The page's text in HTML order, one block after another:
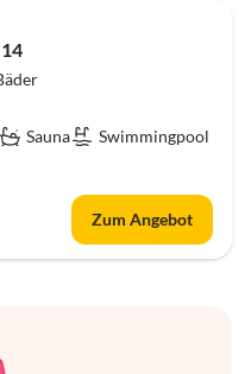
Sauna Swimmingpool
Zum Angebot